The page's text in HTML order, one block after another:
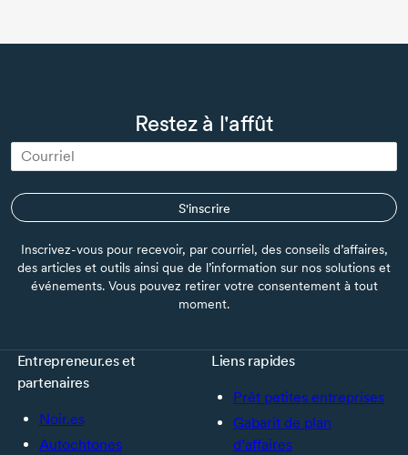
Restez à l'affût
S'inscrire
Inscrivez-vous pour recevoir, par courriel, des conseils d’affaires,
des articles et outils ainsi que de l’information sur nos solutions et
événements. Vous pouvez retirer votre consentement à tout
moment.
Entrepreneur.es et
partenaires
Noir.es
Autochtones
Liens rapides
Prêt petites entreprises
Gabarit de plan
d’affaires